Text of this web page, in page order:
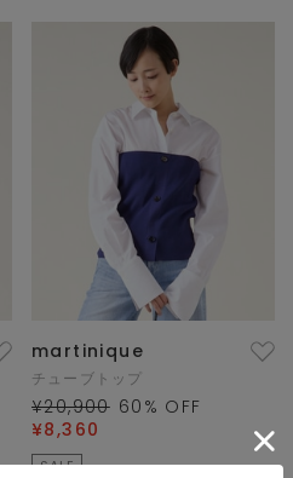
martinique
チューブトップ
¥20,900 60 % OFF
¥8,360
SALE